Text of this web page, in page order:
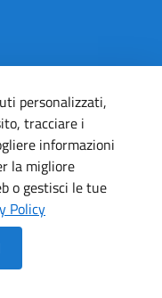
personalizzati,
tracciare i
informazioni
la migliore
o gestisci le tue
Policy